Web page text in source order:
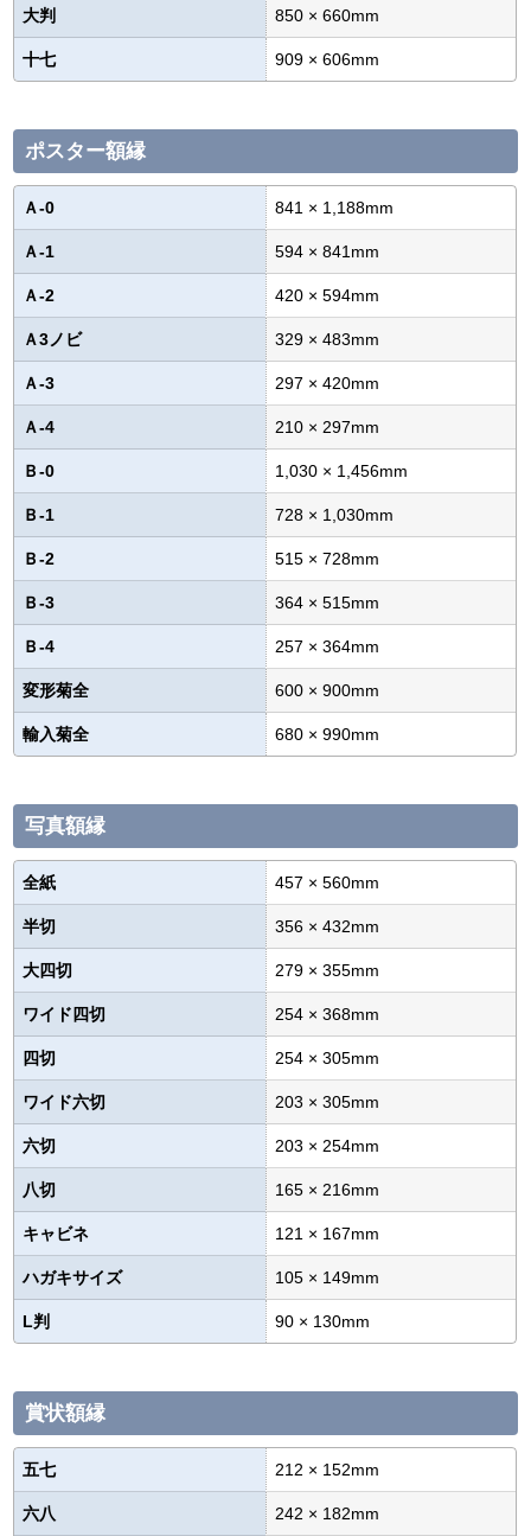
大判 850 × 660mm
十七 909 × 606mm
ポスター額縁
Ａ-0 841 × 1,188mm
Ａ-1 594 × 841mm
Ａ-2 420 × 594mm
Ａ3ノビ 329 × 483mm
Ａ-3 297 × 420mm
Ａ-4 210 × 297mm
Ｂ-0 1,030 × 1,456mm
Ｂ-1 728 × 1,030mm
Ｂ-2 515 × 728mm
Ｂ-3 364 × 515mm
Ｂ-4 257 × 364mm
変形菊全 600 × 900mm
輸入菊全 680 × 990mm
写真額縁
全紙 457 × 560mm
半切 356 × 432mm
大四切 279 × 355mm
ワイド四切 254 × 368mm
四切 254 × 305mm
ワイド六切 203 × 305mm
六切 203 × 254mm
八切 165 × 216mm
キャビネ 121 × 167mm
ハガキサイズ 105 × 149mm
L判 90 × 130mm
賞状額縁
五七 212 × 152mm
六八 242 × 182mm